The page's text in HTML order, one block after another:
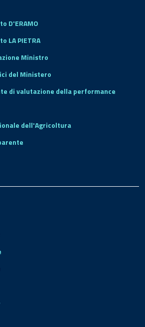
D'ERAMO
LA PIETRA
Ministro
del Ministero
di valutazione della performance
dell'Agricoltura